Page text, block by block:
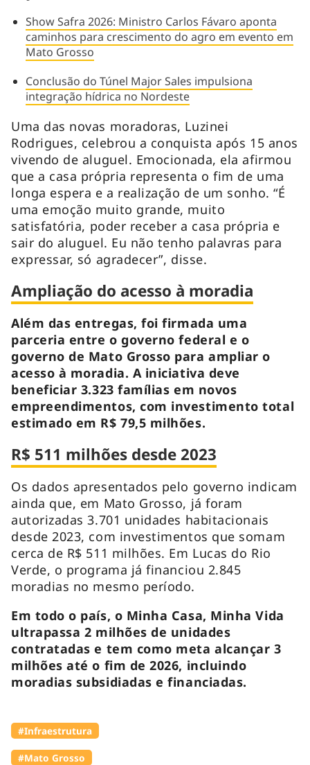
Show Safra 2026: Ministro Carlos Fávaro aponta
caminhos para crescimento do agro em evento em
Mato Grosso
Conclusão do Túnel Major Sales impulsiona
integração hídrica no Nordeste
Uma das novas moradoras, Luzinei
Rodrigues, celebrou a conquista após 15 anos
vivendo de aluguel. Emocionada, ela afirmou
que a casa própria representa o fim de uma
longa espera e a realização de um sonho. “É
uma emoção muito grande, muito
satisfatória, poder receber a casa própria e
sair do aluguel. Eu não tenho palavras para
expressar, só agradecer”, disse.
Ampliação do acesso à moradia
Além das entregas, foi firmada uma
parceria entre o governo federal e o
governo de Mato Grosso para ampliar o
acesso à moradia. A iniciativa deve
beneficiar 3.323 famílias em novos
empreendimentos, com investimento total
estimado em R$ 79,5 milhões.
R$ 511 milhões desde 2023
Os dados apresentados pelo governo indicam
ainda que, em Mato Grosso, já foram
autorizadas 3.701 unidades habitacionais
desde 2023, com investimentos que somam
cerca de R$ 511 milhões. Em Lucas do Rio
Verde, o programa já financiou 2.845
moradias no mesmo período.
Em todo o país, o Minha Casa, Minha Vida
ultrapassa 2 milhões de unidades
contratadas e tem como meta alcançar 3
milhões até o fim de 2026, incluindo
moradias subsidiadas e financiadas.
#Infraestrutura
#Mato Grosso